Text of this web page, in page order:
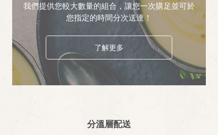
我們提供您較大數量的組合，讓您一次購足並可於
您指定的時間分次送達！
了解更多
分溫層配送